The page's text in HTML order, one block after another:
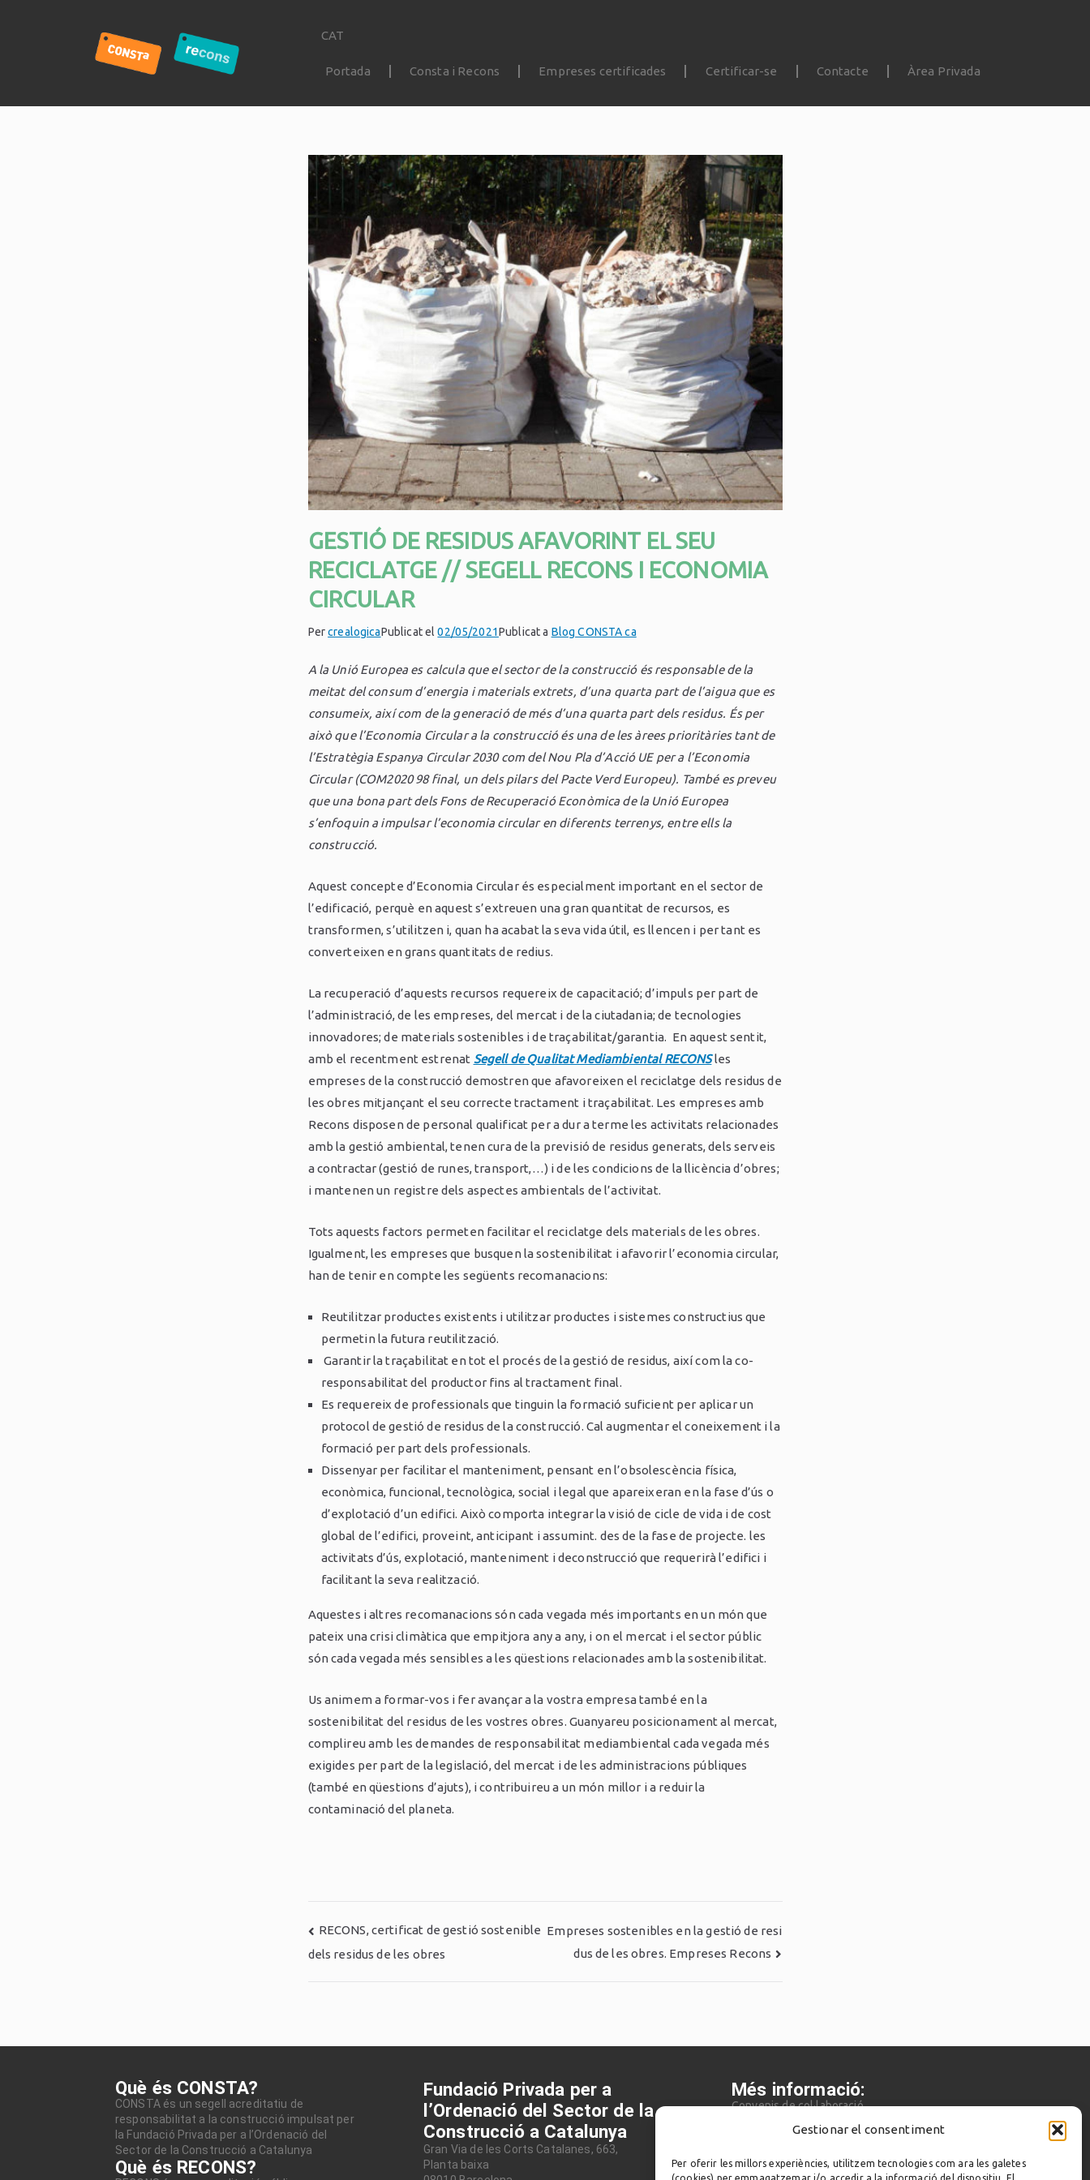
Gestionar el consentiment
Per oferir les millors experiències, utilitzem tecnologies com ara les galetes
CAT
Portada Consta i Recons Empreses certificades Certificar-se Contacte Àrea Privada
GESTIÓ DE RESIDUS AFAVORINT EL SEU
RECICLATGE // SEGELL RECONS I ECONOMIA
CIRCULAR
PercrealogicaPublicat el02/05/2021Publicat a Blog CONSTA ca
A la Unió Europea es calcula que el sector de la construcció és responsable de la
meitat del consum d’energia i materials extrets, d’una quarta part de l’aigua que es
consumeix, així com de la generació de més d’una quarta part dels residus. És per
això que l’Economia Circular a la construcció és una de les àrees prioritàries tant de
l’Estratègia Espanya Circular 2030 com del Nou Pla d’Acció UE per a l’Economia
Circular (COM2020 98 final, un dels pilars del Pacte Verd Europeu). També es preveu
que una bona part dels Fons de Recuperació Econòmica de la Unió Europea
s’enfoquin a impulsar l’economia circular en diferents terrenys, entre ells la
construcció.
Aquest concepte d’Economia Circular és especialment important en el sector de
l’edificació, perquè en aquest s’extreuen una gran quantitat de recursos, es
transformen, s’utilitzen i, quan ha acabat la seva vida útil, es llencen i per tant es
converteixen en grans quantitats de redius.
La recuperació d’aquests recursos requereix de capacitació; d’impuls per part de
l’administració, de les empreses, del mercat i de la ciutadania; de tecnologies
innovadores; de materials sostenibles i de traçabilitat/garantia. En aquest sentit,
amb el recentment estrenat Segell de Qualitat Mediambiental RECONSles
empreses de la construcció demostren que afavoreixen el reciclatge dels residus de
les obres mitjançant el seu correcte tractament i traçabilitat. Les empreses amb
Recons disposen de personal qualificat per a dur a terme les activitats relacionades
amb la gestió ambiental, tenen cura de la previsió de residus generats, dels serveis
a contractar (gestió de runes, transport,…) i de les condicions de la llicència d’obres;
i mantenen un registre dels aspectes ambientals de l’activitat.
Tots aquests factors permeten facilitar el reciclatge dels materials de les obres.
Igualment, les empreses que busquen la sostenibilitat i afavorir l’economia circular,
han de tenir en compte les següents recomanacions:
Reutilitzar productes existents i utilitzar productes i sistemes constructius que
permetin la futura reutilització.
Garantir la traçabilitat en tot el procés de la gestió de residus, així com la co-
responsabilitat del productor fins al tractament final.
Es requereix de professionals que tinguin la formació suficient per aplicar un
protocol de gestió de residus de la construcció. Cal augmentar el coneixement i la
formació per part dels professionals.
Dissenyar per facilitar el manteniment, pensant en l’obsolescència física,
econòmica, funcional, tecnològica, social i legal que apareixeran en la fase d’ús o
d’explotació d’un edifici. Això comporta integrar la visió de cicle de vida i de cost
global de l’edifici, proveint, anticipant i assumint. des de la fase de projecte. les
activitats d’ús, explotació, manteniment i deconstrucció que requerirà l’edifici i
facilitant la seva realització.
Aquestes i altres recomanacions són cada vegada més importants en un món que
pateix una crisi climàtica que empitjora any a any, i on el mercat i el sector públic
són cada vegada més sensibles a les qüestions relacionades amb la sostenibilitat.
Us animem a formar-vos i fer avançar a la vostra empresa també en la
sostenibilitat del residus de les vostres obres. Guanyareu posicionament al mercat,
complireu amb les demandes de responsabilitat mediambiental cada vegada més
exigides per part de la legislació, del mercat i de les administracions públiques
(també en qüestions d’ajuts), i contribuireu a un món millor i a reduir la
contaminació del planeta.
RECONS, certificat de gestió sostenible
dels residus de les obres
Empreses sostenibles en la gestió de resi
dus de les obres. Empreses Recons
Què és CONSTA?
CONSTA és un segell acreditatiu de
responsabilitat a la construcció impulsat per
la Fundació Privada per a l’Ordenació del
Sector de la Construcció a Catalunya
Què és RECONS?
Fundació Privada per a
l’Ordenació del Sector de la
Construcció a Catalunya
Gran Via de les Corts Catalanes, 663,
Planta baixa
Més informació:
Convenis de col·laboració
Cambra de Contractistes d’Obres de Catalunya